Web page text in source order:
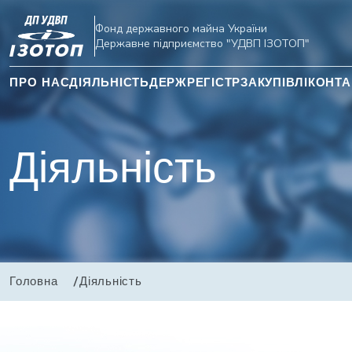
Фонд державного майна України
Державне підприємство "УДВП ІЗОТОП"
ПРО НАСДІЯЛЬНІСТЬДЕРЖРЕГІСТРЗАКУПІВЛІ
Діяльність
Головна Діяльність